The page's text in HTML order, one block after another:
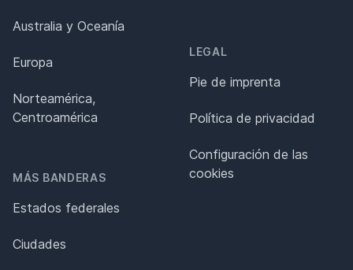
Australia y Oceanía
Europa
Norteamérica,
Centroamérica
MÁS BANDERAS
Estados federales
Ciudades
LEGAL
Pie de imprenta
Política de privacidad
Configuración de las
cookies